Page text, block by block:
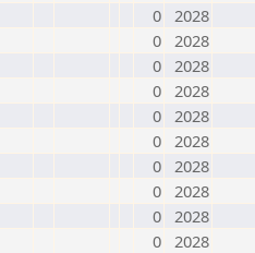
0 2028
0 2028
0 2028
0 2028
0 2028
0 2028
0 2028
0 2028
0 2028
0 2028